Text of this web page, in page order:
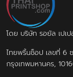
โดย บริษัท รอยัล เปเ
ไทยพริ้นช็อป เลขที่ 6
กรุงเทพมหานคร,